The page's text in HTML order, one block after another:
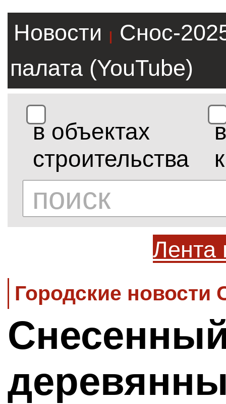
Новости |
Снос-
палата (YouTube)
в объектах
строительства
в
Лента
Городские новости